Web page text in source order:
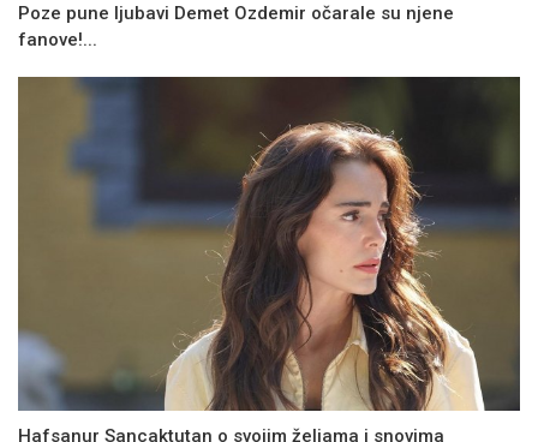
Poze pune ljubavi Demet Ozdemir očarale su njene
fanove!...
Hafsanur Sancaktutan o svojim željama i snovima